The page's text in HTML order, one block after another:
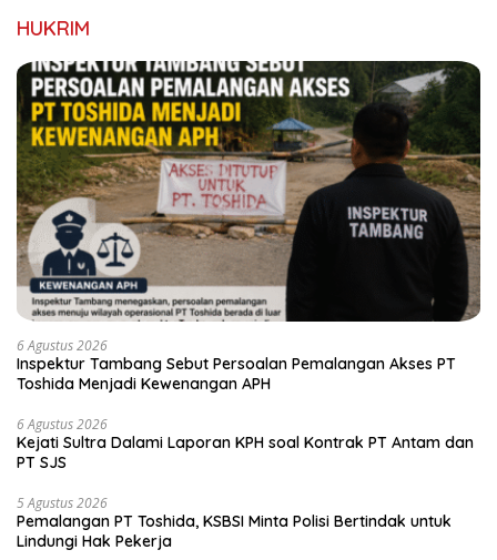
HUKRIM
6 Agustus 2026
Inspektur Tambang Sebut Persoalan Pemalangan Akses PT
Toshida Menjadi Kewenangan APH
6 Agustus 2026
Kejati Sultra Dalami Laporan KPH soal Kontrak PT Antam dan
PT SJS
5 Agustus 2026
Pemalangan PT Toshida, KSBSI Minta Polisi Bertindak untuk
Lindungi Hak Pekerja